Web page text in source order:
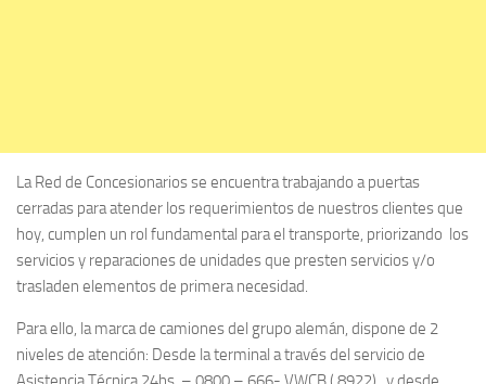
La Red de Concesionarios se encuentra trabajando a puertas
cerradas para atender los requerimientos de nuestros clientes que
hoy, cumplen un rol fundamental para el transporte, priorizando los
servicios y reparaciones de unidades que presten servicios y/o
trasladen elementos de primera necesidad.
Para ello, la marca de camiones del grupo alemán, dispone de 2
niveles de atención: Desde la terminal a través del servicio de